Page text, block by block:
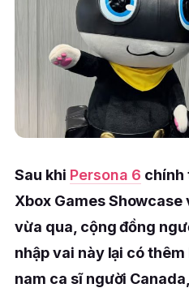
Sau khi Persona 6 chính
Xbox Games
vừa qua, cộng đồng
nhập vai này lại có
nam ca sĩ người Canada,